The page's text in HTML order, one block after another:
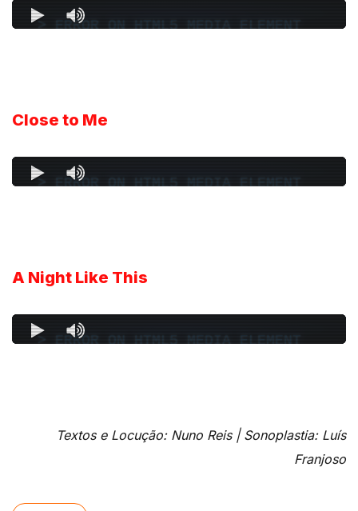
Close to Me
A Night Like This
Textos e Locução: Nuno Reis | Sonoplastia: Luís
Franjoso